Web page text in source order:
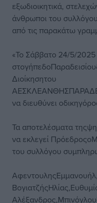
εξωδιοικητικά,
άνθρωποι του
από τις παρακάτω
«Το Σάββατο 24/5/2025
Διοίκησητου
να διευθύνει
Τα αποτελέσματα
να εκλεγεί
του συλλόγου